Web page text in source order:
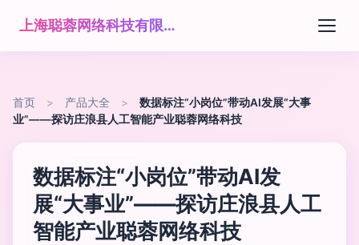
上海聪蓉网络科技有限公司
首页 > 产品大全 >
数据标注“小岗位”带动AI发展“大事
业”——探访庄浪县人工智能产业聪蓉网络科技
数据标注“小岗位”带动AI发
展“大事业”——探访庄浪县人工
智能产业聪蓉网络科技